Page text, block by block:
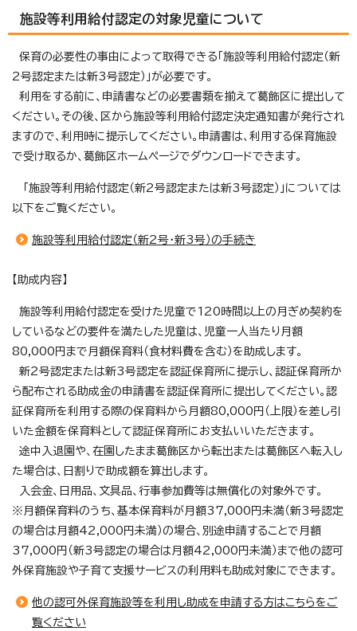
施設等利用給付認定の対象児童について
保育の必要性の事由によって取得できる「施設等利用給付認定（新
2号認定または新3号認定）」が必要です。
利用をする前に、申請書などの必要書類を揃えて葛飾区に提出して
ください。その後、区から施設等利用給付認定決定通知書が発行され
ますので、利用時に提示してください。申請書は、利用する保育施設
で受け取るか、葛飾区ホームページでダウンロードできます。
「施設等利用給付認定（新2号認定または新3号認定）」については
以下をご覧ください。
施設等利用給付認定（新2号・新3号）の手続き
【助成内容】
施設等利用給付認定を受けた児童で120時間以上の月ぎめ契約を
しているなどの要件を満たした児童は、児童一人当たり月額
80,000円まで月額保育料（食材料費を含む）を助成します。
新2号認定または新3号認定を認証保育所に提示し、認証保育所か
ら配布される助成金の申請書を認証保育所に提出してください。認
証保育所を利用する際の保育料から月額80,000円（上限）を差し引
いた金額を保育料として認証保育所にお支払いいただきます。
途中入退園や、在園したまま葛飾区から転出または葛飾区へ転入し
た場合は、日割りで助成額を算出します。
入会金、日用品、文具品、行事参加費等は無償化の対象外です。
※月額保育料のうち、基本保育料が月額37,000円未満（新3号認定
の場合は月額42,000円未満）の場合、別途申請することで月額
37,000円（新3号認定の場合は月額42,000円未満）まで他の認可
外保育施設や子育て支援サービスの利用料も助成対象にできます。
他の認可外保育施設等を利用し助成を申請する方はこちらをご
覧ください